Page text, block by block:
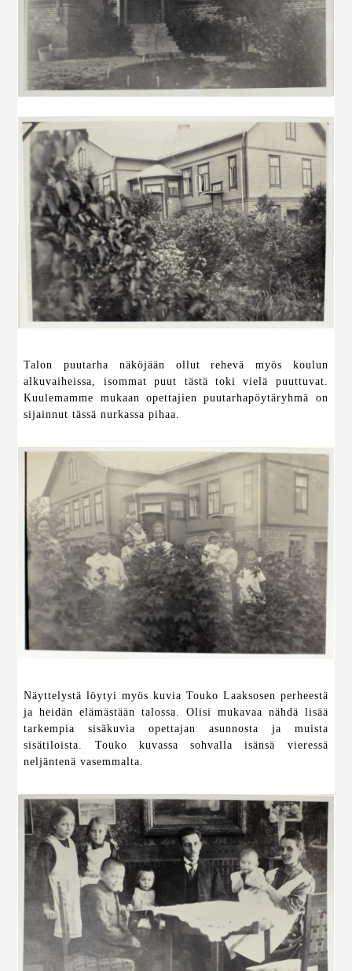
Talon puutarha näköjään ollut rehevä myös koulun
alkuvaiheissa, isommat puut tästä toki vielä puuttuvat.
Kuulemamme mukaan opettajien puutarhapöytäryhmä on
sijainnut tässä nurkassa pihaa.
Näyttelystä löytyi myös kuvia Touko Laaksosen perheestä
ja heidän elämästään talossa. Olisi mukavaa nähdä lisää
tarkempia sisäkuvia opettajan asunnosta ja muista
sisätiloista. Touko kuvassa sohvalla isänsä vieressä
neljäntenä vasemmalta.